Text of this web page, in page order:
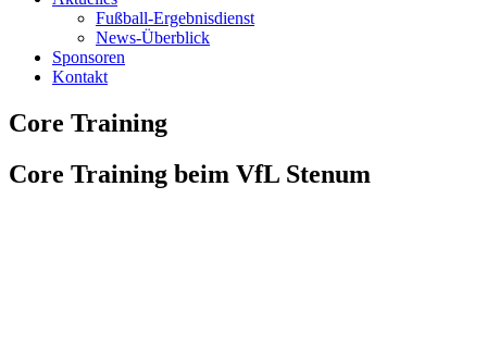
Fußball-Ergebnisdienst
News-Überblick
Sponsoren
Kontakt
Core Training
Core Training beim VfL Stenum